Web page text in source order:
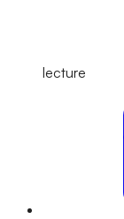
lecture